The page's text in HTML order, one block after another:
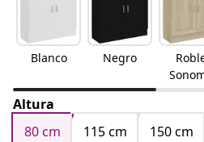
Blanco Negro
Altura
80 cm
115 cm 150 cm